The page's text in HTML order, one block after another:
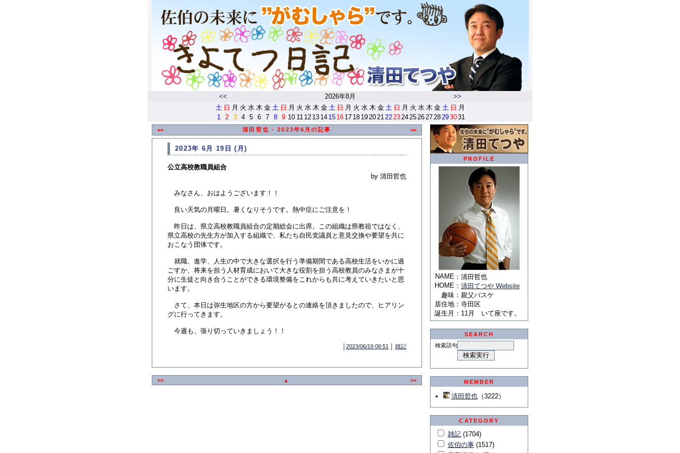
<< 2026年8月
>>
土 日 月 火 水 木 金 土 日 月 火 水 木 金 土 日 月 火 水 木 金 土 日 月 火 水 木 金 土 日 月
1
2 3 4 5 6 7 8 9 10 11 12 13 14 15 16 17 18 19202122232425262728293031
<< 清田哲也 - 2023年6月の記事 >>
2023年 6月 19日 (月)
公立高校教職員組合
by 清田哲也
みなさん、おはようございます！！
良い天気の月曜日。暑くなりそうです。熱中症にご注意を！
昨日は、県立高校教職員組合の定期総会に出席。この組織は県教祖ではなく、
県立高校の先生方が加入する組織で、私たち自民党議員と意見交換や要望を共に
おこなう団体です。
就職、進学、人生の中で大きな選択を行う準備期間である高校生活をいかに過
ごすか、将来を担う人材育成において大きな役割を担う高校教員のみなさまが十
分に生徒と向き合うことができる環境整備をこれからも共に考えていきたいと思
います。
さて、本日は弥生地区の方から要望がるとの連絡を頂きましたので、ヒアリン
グに行ってきます。
今週も、張り切っていきましょう！！
2023/06/19 08:51 雑記
<< ▲ >>
PROFILE
NAME ： 清田哲也
HOME ： 清田てつや Website
趣味 ： 親父バスケ
居住地 ： 寺田区
誕生月 ： 11月 いて座です。
SEARCH
検索語句
MEMBER
清田哲也 （3222）
CATEGORY
雑記 (1704)
佐伯の事 (1517)